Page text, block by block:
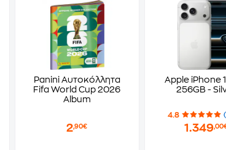
Panini Αυτοκόλλητα
Fifa World Cup 2026
Album
2,90€
Apple iPhone
256GB -
4.8
1.349